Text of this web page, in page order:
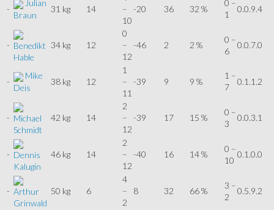
-
Julian
Braun
31 kg 14
–
10
-20 36 32 %
0 –
1
0.0.9.4
- Benedikt
Hable
34 kg 12
0
–
12
-46 2 2 %
0 –
6
0.0.7.0
-
Mike
Deis
38 kg 12
1
–
11
-39 9 9 %
1 –
7
0.1.1.2
- Michael
Schmidt
42 kg 14
2
–
12
-39 17 15 %
0 –
3
0.0.3.1
- Dennis
Kalugin
46 kg 14
2
–
12
-40 16 14 %
0 –
10
0.1.0.0
- Arthur
Grinwald
50 kg 6
4
–
2
8 32 66 %
3 –
2
0.5.9.2